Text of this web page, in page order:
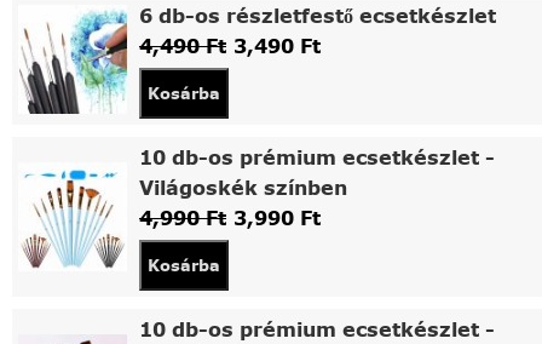
6 db-os részletfestő ecsetkészlet
4,490Ft 3,490 Ft
Kosárba
10 db-os prémium ecsetkészlet -
Világoskék színben
4,990Ft 3,990 Ft
Kosárba
10 db-os prémium ecsetkészlet -